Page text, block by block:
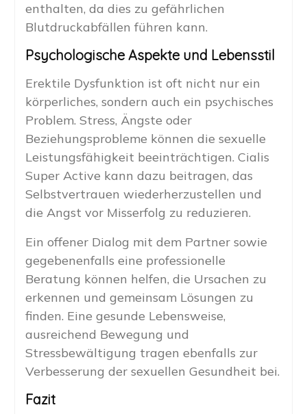
enthalten, da dies zu gefährlichen
Blutdruckabfällen führen kann.
Psychologische Aspekte und Lebensstil
Erektile Dysfunktion ist oft nicht nur ein
körperliches, sondern auch ein psychisches
Problem. Stress, Ängste oder
Beziehungsprobleme können die sexuelle
Leistungsfähigkeit beeinträchtigen. Cialis
Super Active kann dazu beitragen, das
Selbstvertrauen wiederherzustellen und
die Angst vor Misserfolg zu reduzieren.
Ein offener Dialog mit dem Partner sowie
gegebenenfalls eine professionelle
Beratung können helfen, die Ursachen zu
erkennen und gemeinsam Lösungen zu
finden. Eine gesunde Lebensweise,
ausreichend Bewegung und
Stressbewältigung tragen ebenfalls zur
Verbesserung der sexuellen Gesundheit bei.
Fazit